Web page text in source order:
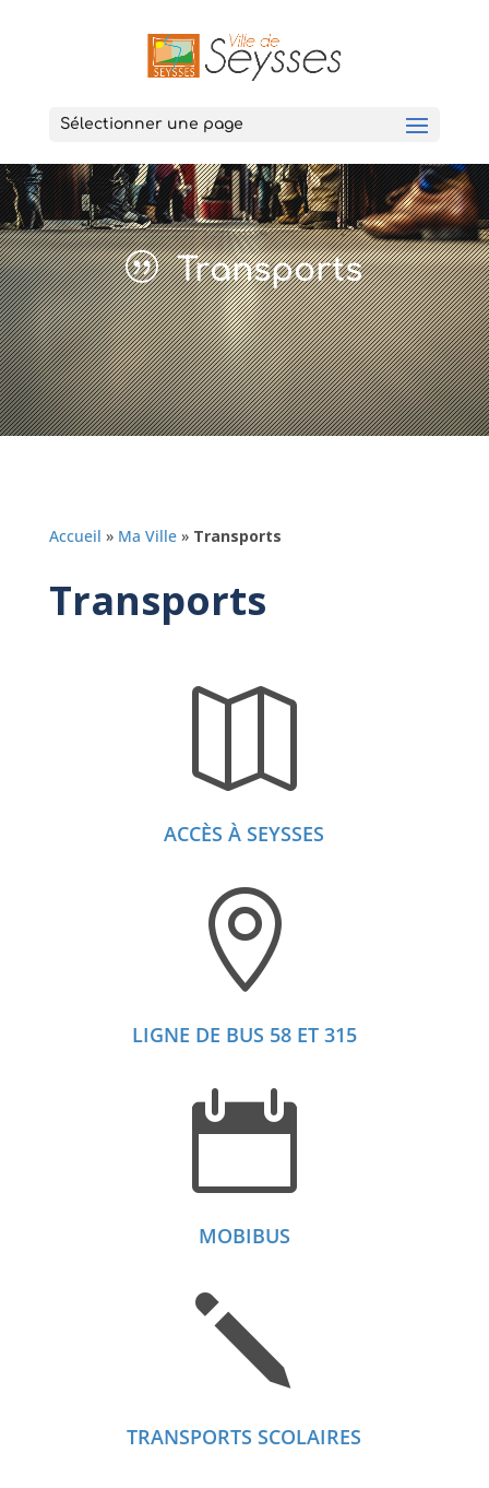
Sélectionner une page
Transports
Accueil » Ma Ville» Transports
Transports

ACCÈS À SEYSSES

LIGNE DE BUS 58 ET 315

MOBIBUS
j
TRANSPORTS SCOLAIRES